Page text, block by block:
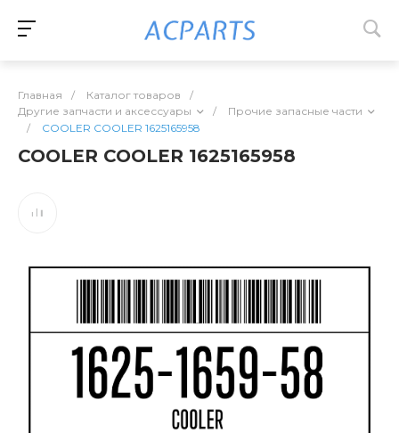
Главная / Каталог товаров
/
Другие запчасти и аксессуары
/
Прочие запасные части
/
COOLER COOLER 1625165958
COOLER COOLER 1625165958